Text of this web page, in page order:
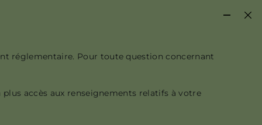
réglementaire. Pour toute question concernant
accès aux renseignements relatifs à votre